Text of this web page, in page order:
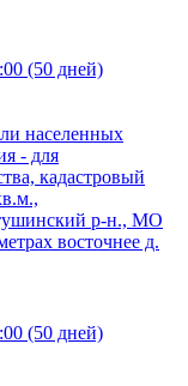
(50 дней)
населенных
- для
кадастровый
р-н., МО
восточнее д.
(50 дней)